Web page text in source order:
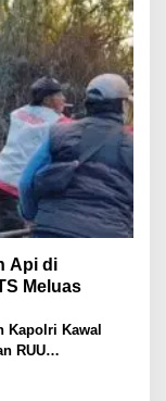
Api di
Meluas
Kapolri Kawal
RUU